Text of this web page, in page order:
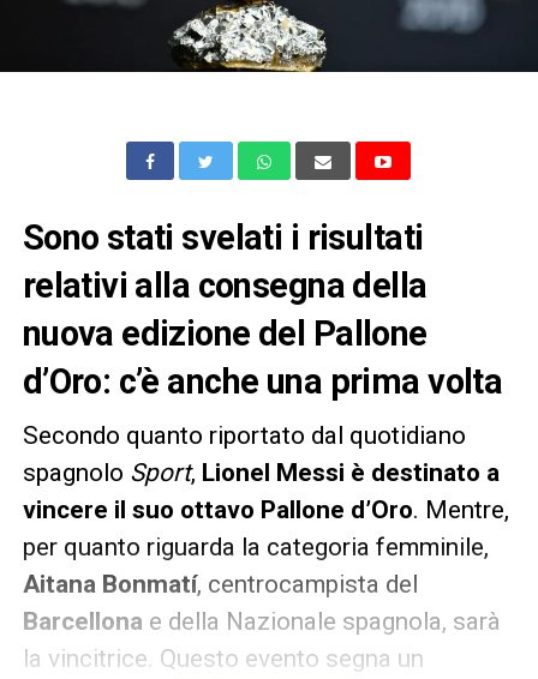
Sono stati svelati i risultati
relativi alla consegna della
nuova edizione del Pallone
d’Oro: c’è anche una prima volta
Secondo quanto riportato dal quotidiano
spagnolo Sport, Lionel Messi è destinato a
vincere il suo ottavo Pallone d’Oro. Mentre,
per quanto riguarda la categoria femminile,
Aitana Bonmatí, centrocampista del
Barcellona e della Nazionale spagnola, sarà
la vincitrice. Questo evento segna un